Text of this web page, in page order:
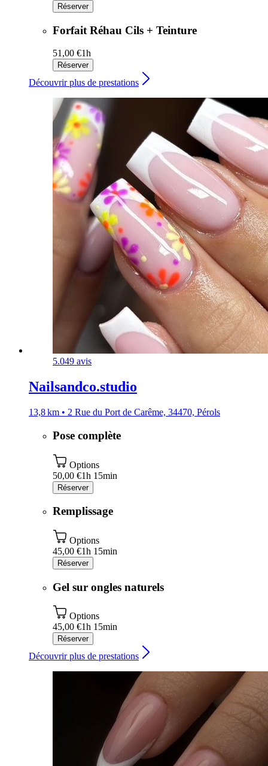
Réserver
Forfait Réhau Cils + Teinture
51,00 €1h
Réserver
Découvrir plus de prestations
5.049 avis
Nailsandco.studio
13,8 km • 2 Rue du Port de Carême, 34470, Pérols
Pose complète
Options
50,00 €1h 15min
Réserver
Remplissage
Options
45,00 €1h 15min
Réserver
Gel sur ongles naturels
Options
45,00 €1h 15min
Réserver
Découvrir plus de prestations